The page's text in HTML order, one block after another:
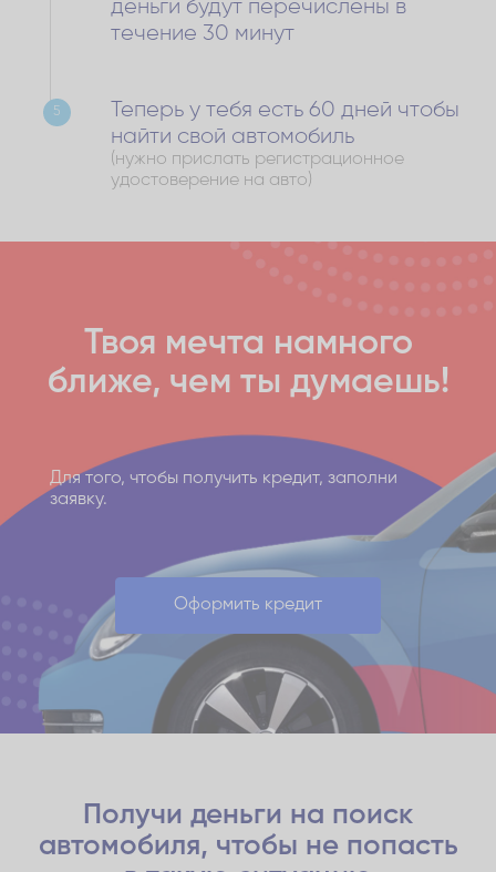
деньги будут перечислены в
течение 30 минут
5
Теперь у тебя есть 60 дней чтобы
найти свой автомобиль
(нужно прислать регистрационное
удостоверение на авто)
Твоя мечта намного
ближе, чем ты думаешь!
Для того, чтобы получить кредит, заполни
заявку.
Оформить кредит
Получи деньги на поиск
автомобиля, чтобы не попасть